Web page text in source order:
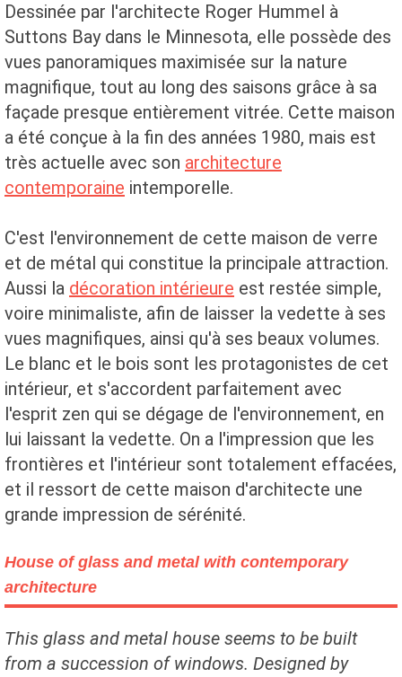
Dessinée par l'architecte Roger Hummel à
Suttons Bay dans le Minnesota, elle possède des
vues panoramiques maximisée sur la nature
magnifique, tout au long des saisons grâce à sa
façade presque entièrement vitrée. Cette maison
a été conçue à la fin des années 1980, mais est
très actuelle avec son architecture
contemporaine intemporelle.
C'est l'environnement de cette maison de verre
et de métal qui constitue la principale attraction.
Aussi la décoration intérieure est restée simple,
voire minimaliste, afin de laisser la vedette à ses
vues magnifiques, ainsi qu'à ses beaux volumes.
Le blanc et le bois sont les protagonistes de cet
intérieur, et s'accordent parfaitement avec
l'esprit zen qui se dégage de l'environnement, en
lui laissant la vedette. On a l'impression que les
frontières et l'intérieur sont totalement effacées,
et il ressort de cette maison d'architecte une
grande impression de sérénité.
House of glass and metal with contemporary
architecture
This glass and metal house seems to be built
from a succession of windows. Designed by